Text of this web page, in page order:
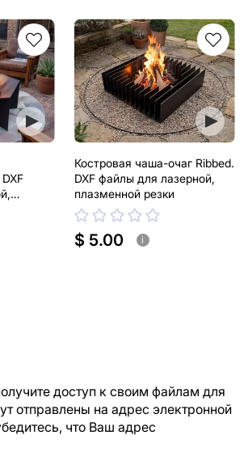
Костровая чаша-очаг Ribbed.
DXF файлы для лазерной,
плазменной резки
$ 5.00 i
доступ к своим файлам для
отправлены на адрес электронной
что Ваш адрес